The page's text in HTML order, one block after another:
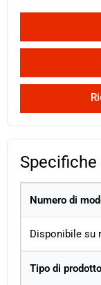
Numero di
Disponibile su
Tipo di prodotto